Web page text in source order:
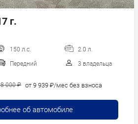
г.
150 л.с. 2.0 л.
Передний 3 владельца
000 ₽ от 9 939 ₽/мес без взноса
об автомобиле